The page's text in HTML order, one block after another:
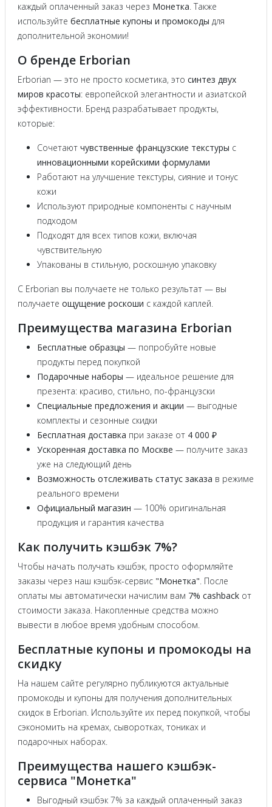
каждый оплаченный заказ через Монетка. Также
используйте бесплатные купоны и промокоды для
дополнительной экономии!
О бренде Erborian
Erborian — это не просто косметика, это синтез двух
миров красоты: европейской элегантности и азиатской
эффективности. Бренд разрабатывает продукты,
которые:
Сочетают чувственные французские текстуры с
инновационными корейскими формулами
Работают на улучшение текстуры, сияние и тонус
кожи
Используют природные компоненты с научным
подходом
Подходят для всех типов кожи, включая
чувствительную
Упакованы в стильную, роскошную упаковку
С Erborian вы получаете не только результат — вы
получаете ощущение роскоши с каждой каплей.
Преимущества магазина Erborian
Бесплатные образцы — попробуйте новые
продукты перед покупкой
Подарочные наборы — идеальное решение для
презента: красиво, стильно, по-французски
Специальные предложения и акции — выгодные
комплекты и сезонные скидки
Бесплатная доставка при заказе от 4 000 ₽
Ускоренная доставка по Москве — получите заказ
уже на следующий день
Возможность отслеживать статус заказа в режиме
реального времени
Официальный магазин — 100% оригинальная
продукция и гарантия качества
Как получить кэшбэк 7%?
Чтобы начать получать кэшбэк, просто оформляйте
заказы через наш кэшбэк-сервис "Монетка". После
оплаты мы автоматически начислим вам 7% cashback от
стоимости заказа. Накопленные средства можно
вывести в любое время удобным способом.
Бесплатные купоны и промокоды на
скидку
На нашем сайте регулярно публикуются актуальные
промокоды и купоны для получения дополнительных
скидок в Erborian. Используйте их перед покупкой, чтобы
сэкономить на кремах, сыворотках, тониках и
подарочных наборах.
Преимущества нашего кэшбэк-
сервиса "Монетка"
Выгодный кэшбэк 7% за каждый оплаченный заказ